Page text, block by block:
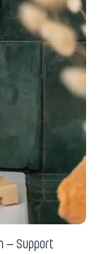
– Support